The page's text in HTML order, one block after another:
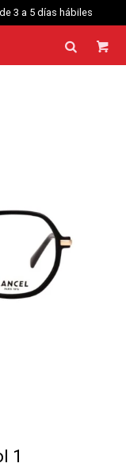
3 a 5 días hábiles
1